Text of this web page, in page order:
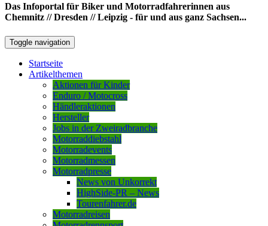
Das Infoportal für Biker und Motorradfahrerinnen aus
Chemnitz // Dresden // Leipzig - für und aus ganz Sachsen...
Toggle navigation
Startseite
Artikelthemen
Aktionen für Kinder
Enduro / Motocross
Händleraktionen
Hersteller
Jobs in der Zweiradbranche
Motorraddiebstahl
Motorradevents
Motorradmessen
Motorradpresse
News von Unkorrekt
HighSide-PR – News
Tourenfahrer.de
Motorradreisen